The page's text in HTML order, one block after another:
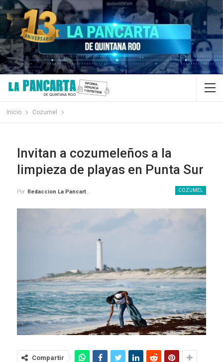
Inicio Cozumel
Invitan a cozumeleños a la
limpieza de playas en Punta Sur
COZUMEL
Por Redaccion La Pancarta De Quintana Roo
Compartir